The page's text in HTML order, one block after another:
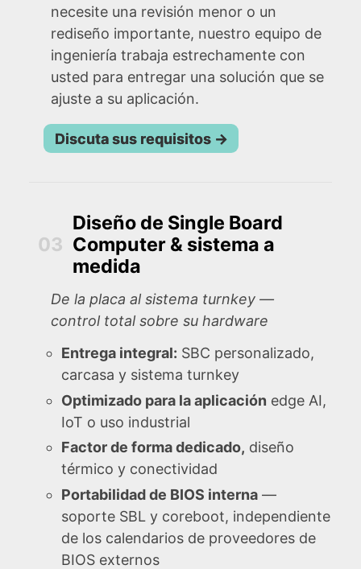
necesite una revisión menor o un
rediseño importante, nuestro equipo de
ingeniería trabaja estrechamente con
usted para entregar una solución que se
ajuste a su aplicación.
Discuta sus requisitos→
03
Diseño de Single Board
Computer & sistema a
medida
De la placa al sistema turnkey —
control total sobre su hardware
Entrega integral: SBC personalizado,
carcasa y sistema turnkey
Optimizado para la aplicación edge AI,
IoT o uso industrial
Factor de forma dedicado, diseño
térmico y conectividad
Portabilidad de BIOS interna—
soporte SBL y coreboot, independiente
de los calendarios de proveedores de
BIOS externos